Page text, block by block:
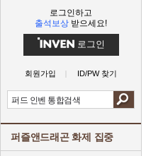
로그인하고
출석보상 받으세요!
로그인
회원가입 ID/PW 찾기
퍼즐앤드래곤 화제 집중